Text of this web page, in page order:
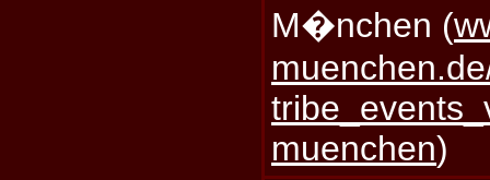
M�nchen (
muenchen)